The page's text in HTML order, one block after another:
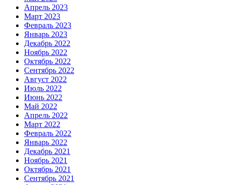
Апрель 2023
Март 2023
Февраль 2023
Январь 2023
Декабрь 2022
Ноябрь 2022
Октябрь 2022
Сентябрь 2022
Август 2022
Июль 2022
Июнь 2022
Май 2022
Апрель 2022
Март 2022
Февраль 2022
Январь 2022
Декабрь 2021
Ноябрь 2021
Октябрь 2021
Сентябрь 2021